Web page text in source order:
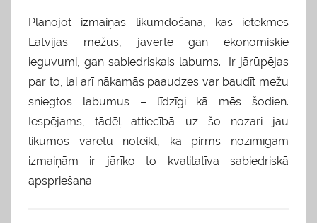
Plānojot izmaiņas likumdošanā, kas ietekmēs
Latvijas mežus, jāvērtē gan ekonomiskie
ieguvumi, gan sabiedriskais labums. Ir jārūpējas
par to, lai arī nākamās paaudzes var baudīt mežu
sniegtos labumus – līdzīgi kā mēs šodien.
Iespējams, tādēļ attiecībā uz šo nozari jau
likumos varētu noteikt, ka pirms nozīmīgām
izmaiņām ir jārīko to kvalitatīva sabiedriskā
apspriešana.